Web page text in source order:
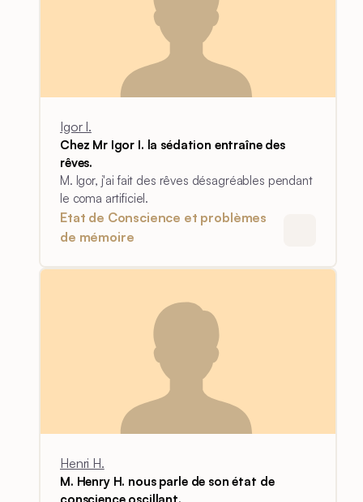
Igor I.
Chez Mr Igor I. la sédation entraîne des
rêves.
M. Igor, j'ai fait des rêves désagréables pendant
le coma artificiel.
Etat de Conscience et problèmes
de mémoire
Henri H.
M. Henry H. nous parle de son état de